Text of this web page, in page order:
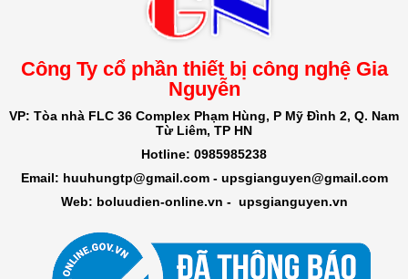
Công Ty cổ phần thiết bị công nghệ Gia
Nguyễn
VP: Tòa nhà FLC 36 Complex Phạm Hùng, P Mỹ Đình 2, Q. Nam
Từ Liêm, TP HN
Hotline: 0985985238
Email: huuhungtp@gmail.com - upsgianguyen@gmail.com
Web: boluudien-online.vn - upsgianguyen.vn